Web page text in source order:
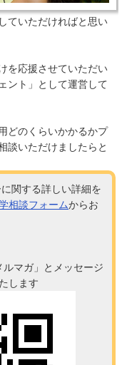
ていただければと思い
を応援させていただい
ント」として運営して
どのくらいかかるかプ
談いただけましたらと
関する詳しい詳細を
相談フォームからお
マガ」とメッセージ
します